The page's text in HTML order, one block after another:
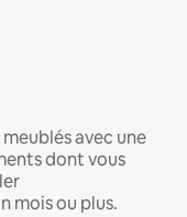
avec une
dont vous
mois ou plus.